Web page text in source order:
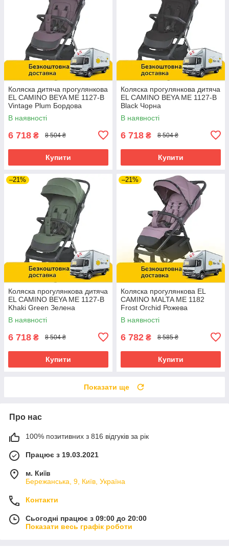
Коляска дитяча прогулянкова
EL CAMINO BEYA ME 1127-B
Vintage Plum Бордова
В наявності
6 718 ₴ 8 504 ₴
Купити
Коляска прогулянкова дитяча
EL CAMINO BEYA ME 1127-B
Black Чорна
В наявності
6 718 ₴ 8 504 ₴
Купити
–21%
Коляска прогулянкова дитяча
EL CAMINO BEYA ME 1127-B
Khaki Green Зелена
В наявності
6 718 ₴ 8 504 ₴
Купити
–21%
Коляска прогулянкова EL
CAMINO MALTA ME 1182
Frost Orchid Рожева
В наявності
6 782 ₴ 8 585 ₴
Купити
Показати ще
Про нас
100% позитивних з 816 відгуків за рік
Працює з 19.03.2021
м. Київ
Бережанська, 9, Київ, Україна
Контакти
Сьогодні працює з 09:00 до 20:00
Показати весь графік роботи